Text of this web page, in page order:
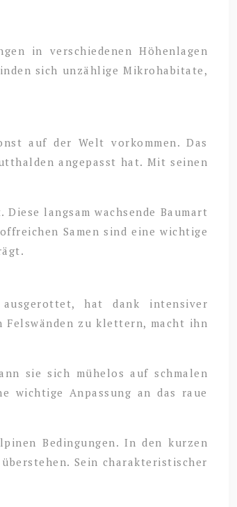
in verschiedenen Höhenlagen
sich unzählige Mikrohabitate,
auf der Welt vorkommen. Das
angepasst hat. Mit seinen
langsam wachsende Baumart
Samen sind eine wichtige
hat dank intensiver
Felswänden zu klettern, macht ihn
sie sich mühelos auf schmalen
wichtige Anpassung an das raue
Bedingungen. In den kurzen
Sein charakteristischer